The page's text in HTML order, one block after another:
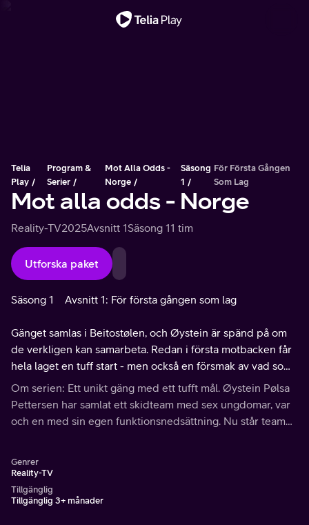
Telia
Play
Program &
Serier
Mot Alla Odds -
Norge
Säsong
1
För Första Gången
Som Lag
Mot alla odds - Norge
Reality-TV2025Avsnitt 1Säsong 11 tim
Utforska paket
Säsong 1 Avsnitt 1: För första gången som lag
Gänget samlas i Beitostølen, och Øystein är spänd på om
de verkligen kan samarbeta. Redan i första motbacken får
hela laget en tuff start - men också en försmak av vad som
väntar. Del 1 av 6.
Om serien: Ett unikt gäng med ett tufft mål. Øystein Pølsa
Pettersen har samlat ett skidteam med sex ungdomar, var
och en med sin egen funktionsnedsättning. Nu står teamet
Genrer
Reality-TV
Tillgänglig
Tillgänglig 3+ månader